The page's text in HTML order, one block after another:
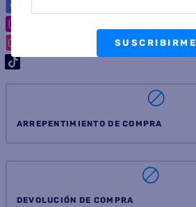
ARREPENTIMIENTO DE COMPRA
DEVOLUCIÓN DE COMPRA
SUSCRIBIRME